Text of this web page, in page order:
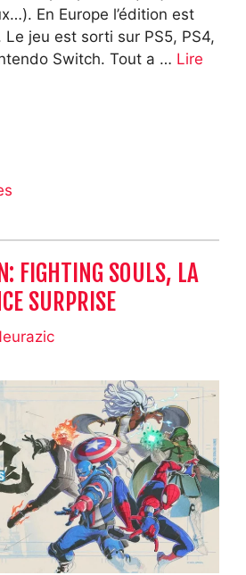
En Europe l’édition est
Le jeu est sorti sur PS5, PS4,
Switch. Tout a … Lire
FIGHTING SOULS, LA
SURPRISE